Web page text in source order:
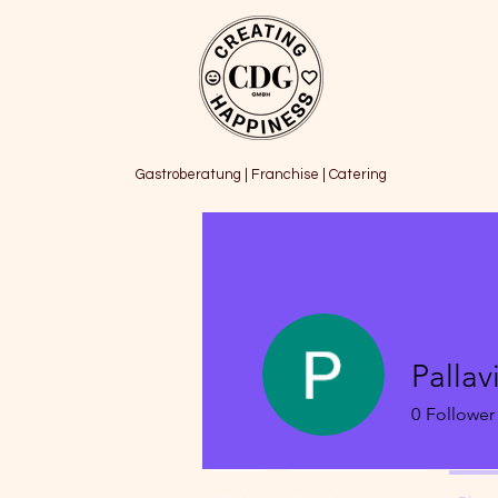
Gastroberatung | Franchise | Catering
0 Follower